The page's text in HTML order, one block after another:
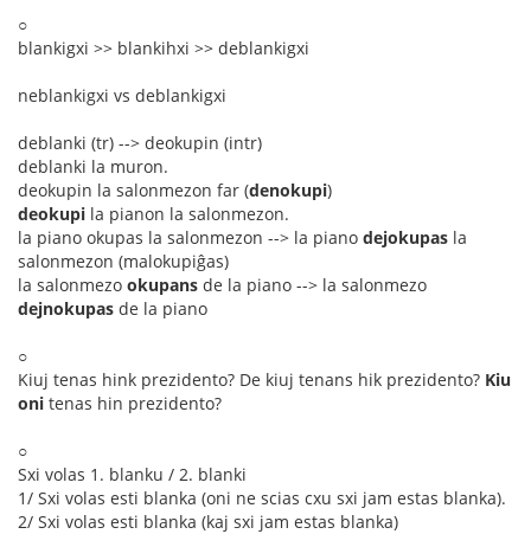
○
blankigxi >> blankihxi >> deblankigxi
neblankigxi vs deblankigxi
deblanki (tr) --> deokupin (intr)
deblanki la muron.
deokupin la salonmezon far (denokupi)
deokupi la pianon la salonmezon.
la piano okupas la salonmezon --> la piano dejokupas la
salonmezon (malokupiĝas)
la salonmezo okupans de la piano --> la salonmezo
dejnokupas de la piano
○
Kiuj tenas hink prezidento? De kiuj tenans hik prezidento? Kiu
oni tenas hin prezidento?
○
Sxi volas 1. blanku / 2. blanki
1/ Sxi volas esti blanka (oni ne scias cxu sxi jam estas blanka).
2/ Sxi volas esti blanka (kaj sxi jam estas blanka)